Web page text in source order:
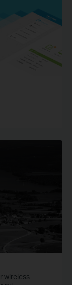
wireless